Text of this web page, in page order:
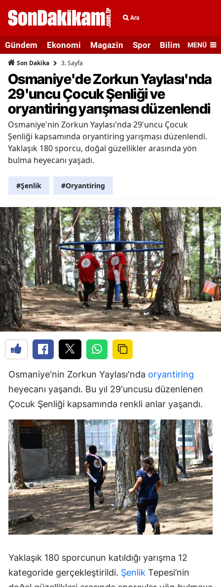
Ara
Gündem Ekonomi Magazin Spor Bilim veMENÜ
Son Dakika 3. Sayfa
Osmaniye'de Zorkun Yaylası'nda
29'uncu Çocuk Şenliği ve
oryantiring yarışması düzenlendi
Osmaniye'nin Zorkun Yaylası'nda 29'uncu Çocuk
Şenliği kapsamında oryantiring yarışması düzenlendi.
Yaklaşık 180 sporcu, doğal güzellikler arasında yön
bulma heyecanı yaşadı.
#Şenlik #Oryantiring
Osmaniye'nin Zorkun Yaylası'nda oryantiring
heyecanı yaşandı. Bu yıl 29'uncusu düzenlenen
Çocuk Şenliği kapsamında renkli anlar yaşandı.
Yaklaşık 180 sporcunun katıldığı yarışma 12
kategoride gerçekleştirildi. Şenlik Tepesi’nin